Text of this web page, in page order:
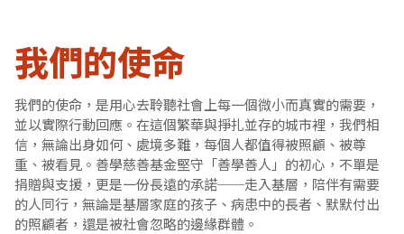
我們的使命
我們的使命，是用心去聆聽社會上每一個微小而真實的需要，
並以實際行動回應。在這個繁華與掙扎並存的城市裡，我們相
信，無論出身如何、處境多難，每個人都值得被照顧、被尊
重、被看見。善學慈善基金堅守「善學善人」的初心，不單是
捐贈與支援，更是一份長遠的承諾──走入基層，陪伴有需要
的人同行，無論是基層家庭的孩子、病患中的長者、默默付出
的照顧者，還是被社會忽略的邊緣群體。